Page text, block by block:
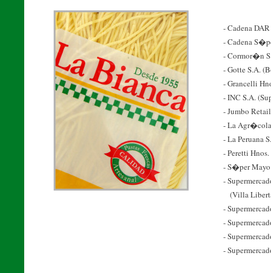
- Cadena
- Cadena
- Cormor�n
- Gotte S.A.
- Grancelli
- INC S.A.
- Jumbo
- La
- La Peruana
- Peretti
- S�per Mayo
-
(Villa
-
-
-
-